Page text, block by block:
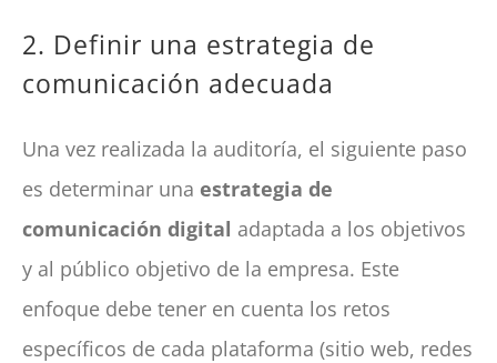
2. Definir una estrategia de
comunicación adecuada
Una vez realizada la auditoría, el siguiente paso
es determinar una estrategia de
comunicación digital adaptada a los objetivos
y al público objetivo de la empresa. Este
enfoque debe tener en cuenta los retos
específicos de cada plataforma (sitio web, redes